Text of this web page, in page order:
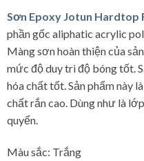
Sơn Epoxy Jotun Hardtop
phần gốc aliphatic acrylic
Màng sơn hoàn thiện của
mức độ duy trì độ bóng tốt.
hóa chất tốt. Sản phẩm này
chất rắn cao. Dùng như là
quyển.
Màu sắc: Trắng